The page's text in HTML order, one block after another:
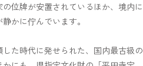
位牌が安置されているほか、境内に
かに佇んでいます。
た時代に発せられた、国内最古級の